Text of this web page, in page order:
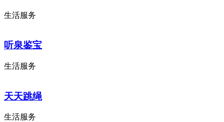
生活服务
听泉鉴宝
生活服务
天天跳绳
生活服务